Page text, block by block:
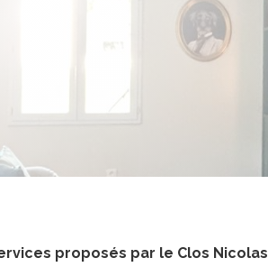
proposés par le Clos Nicolas